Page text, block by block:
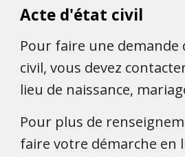
Acte d'état civil
Pour faire une demande
civil, vous devez
lieu de naissance,
Pour plus de
faire votre démarche en